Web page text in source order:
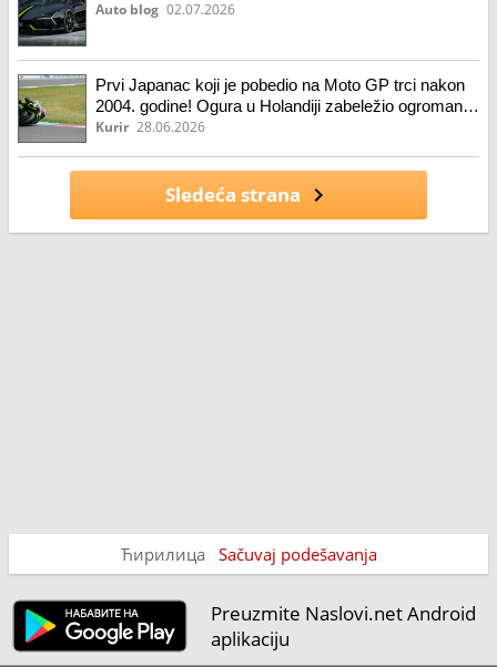
Auto blog 02.07.2026
Prvi Japanac koji je pobedio na Moto GP trci nakon
2004. godine! Ogura u Holandiji zabeležio ogroman
uspeh!
Kurir 28.06.2026
Sledeća strana
Ћирилица Sačuvaj podešavanja
Preuzmite Naslovi.net Android
aplikaciju